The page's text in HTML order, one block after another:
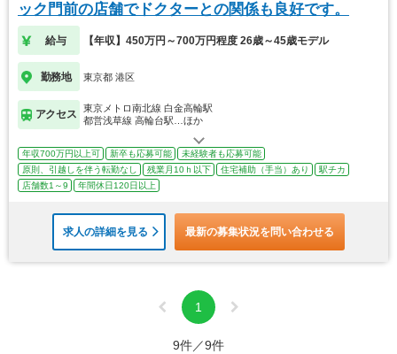
ック門前の店舗でドクターとの関係も良好です。
給与 【年収】450万円～700万円程度 26歳～45歳モデル
勤務地 東京都 港区
アクセス
東京メトロ南北線 白金高輪駅
都営浅草線 高輪台駅…ほか
年収700万円以上可 新卒も応募可能
未経験者も応募可能
原則、引越しを伴う転勤なし
残業月10ｈ以下 住宅補助（手当）あり
駅チカ
店舗数1～9
年間休日120日以上
求人の詳細を見る 最新の募集状況を問い合わせる
1
9件／9件